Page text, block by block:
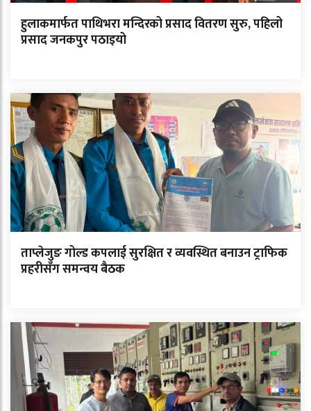
हुलाकमार्फत पाथिभरा मन्दिरको प्रसाद वितरण सुरु, पहिलो
प्रसाद जनकपुर पठाइयो
ताप्लेजुङ गोल्ड कपलाई सुरक्षित र व्यवस्थित बनाउन ट्राफिक
प्रहरीसँग समन्वय बैठक